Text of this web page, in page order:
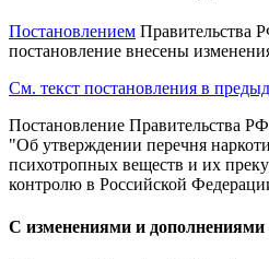
Постановлением Правительства
постановление внесены
См. текст постановления в
Постановление Правительства
"Об утверждении перечня
психотропных веществ и их
контролю в Российской
С изменениями и дополнениями